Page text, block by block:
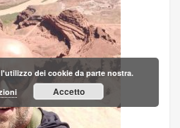
dei cookie da parte nostra.
Accetto